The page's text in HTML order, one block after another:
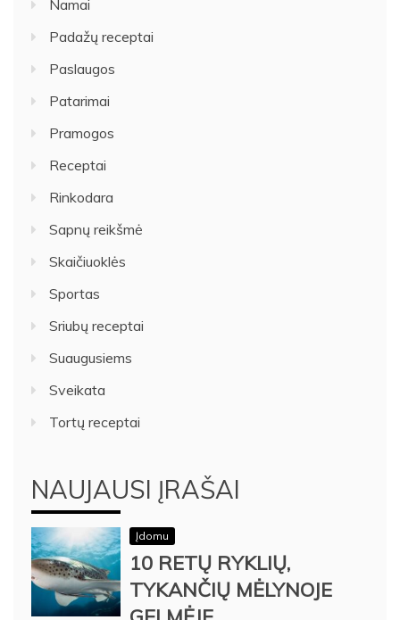
Namai
Padažų receptai
Paslaugos
Patarimai
Pramogos
Receptai
Rinkodara
Sapnų reikšmė
Skaičiuoklės
Sportas
Sriubų receptai
Suaugusiems
Sveikata
Tortų receptai
NAUJAUSI ĮRAŠAI
Įdomu
10 RETŲ RYKLIŲ,
TYKANČIŲ MĖLYNOJE